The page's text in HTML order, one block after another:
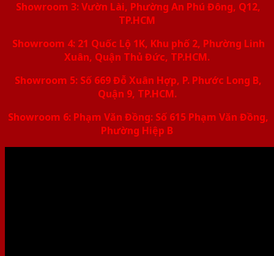
Showroom 3: Vườn Lài, Phường An Phú Đông, Q12,
TP.HCM
Showroom 4: 21 Quốc Lộ 1K, Khu phố 2, Phường Linh
Xuân, Quận Thủ Đức, TP.HCM.
Showroom 5: Số 669 Đỗ Xuân Hợp, P. Phước Long B,
Quận 9, TP.HCM.
Showroom 6: Phạm Văn Đồng: Số 615 Phạm Văn Đồng,
Phường Hiệp B